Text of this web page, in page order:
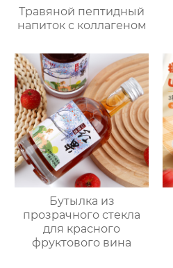
Травяной пептидный
напиток с коллагеном
Бутылка из
прозрачного стекла
для красного
фруктового вина